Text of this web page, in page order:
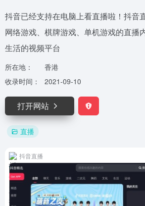
抖音已经支持在电脑上看直播啦！抖音
网络游戏、棋牌游戏、单机游戏的直播
生活的视频平台
所在地：
香港
收录时间：
2021-09-10
打开网站
直播
抖音直播